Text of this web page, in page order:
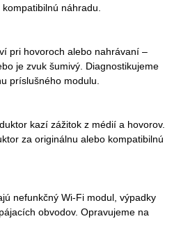
náhradu.
pri hovoroch alebo nahrávaní –
je zvuk šumivý. Diagnostikujeme
príslušného modulu.
kazí zážitok z médií a hovorov.
za originálnu alebo kompatibilnú
nefunkčný Wi-Fi modul, výpadky
obvodov. Opravujeme na